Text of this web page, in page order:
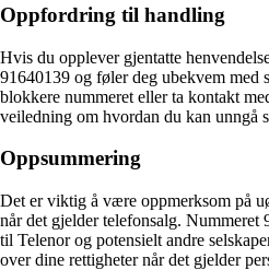
Oppfordring til handling
Hvis du opplever gjentatte
91640139 og føler deg ubekvem med
blokkere nummeret eller ta kontakt
veiledning om hvordan du kan unngå
Oppsummering
Det er viktig å være oppmerksom på
når det gjelder telefonsalg.
til Telenor og potensielt andre
over dine rettigheter når det gjelder